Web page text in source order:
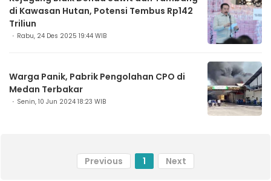
di Kawasan Hutan, Potensi Tembus Rp142
Triliun
Rabu, 24 Des 2025 19:44 WIB
Warga Panik, Pabrik Pengolahan CPO di
Medan Terbakar
Senin, 10 Jun 2024 18:23 WIB
Previous 1 Next